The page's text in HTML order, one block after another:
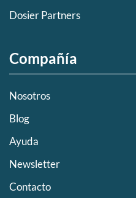
Dosier Partners
Compañía
Nosotros
Blog
Ayuda
Newsletter
Contacto